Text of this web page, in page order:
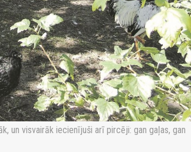
un visvairāk iecienījuši arī pircēji: gan gaļas, gan